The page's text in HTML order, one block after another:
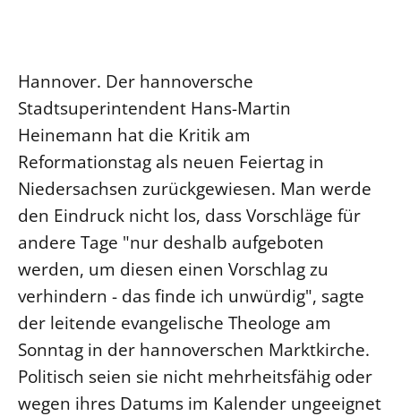
Hannover. Der hannoversche
Stadtsuperintendent Hans-Martin
Heinemann hat die Kritik am
Reformationstag als neuen Feiertag in
Niedersachsen zurückgewiesen. Man werde
den Eindruck nicht los, dass Vorschläge für
andere Tage "nur deshalb aufgeboten
werden, um diesen einen Vorschlag zu
verhindern - das finde ich unwürdig", sagte
der leitende evangelische Theologe am
Sonntag in der hannoverschen Marktkirche.
Politisch seien sie nicht mehrheitsfähig oder
wegen ihres Datums im Kalender ungeeignet
LANDESKIRCHENAMT
Willkommen
Kollegium
Abteilungen des Landeskirchenamts
Rechnungsprüfungsamt
Fachstelle Sexualisierte Gewalt
Beschwerdestellen
Kirchenämter
Gleichstellung
Datenschutz
Geschäftsstelle Landessynode
Glaubensbekenntnis
Positionen
Ökumene
Religionen
KLIMASCHUTZ
Nachhaltigkeit
Erneuerbare Energien
Mobilität
Naturschutz
Gebäude
Kontakt
Barrierefreiheit
Presse
Freie Stellen
Service für Gemeinden
Suche